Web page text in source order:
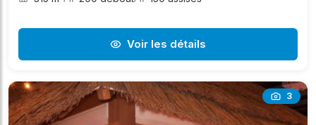
Voir les détails
3